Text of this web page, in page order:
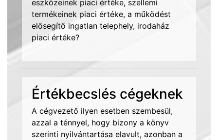
eszközeinek piaci értéke, szellemi
termékeinek piaci értéke, a működést
elősegítő ingatlan telephely, irodaház
piaci értéke?
Értékbecslés cégeknek
A cégvezető ilyen esetben szembesül,
azzal a ténnyel, hogy bizony a könyv
szerinti nyilvántartása elavult, azonban a